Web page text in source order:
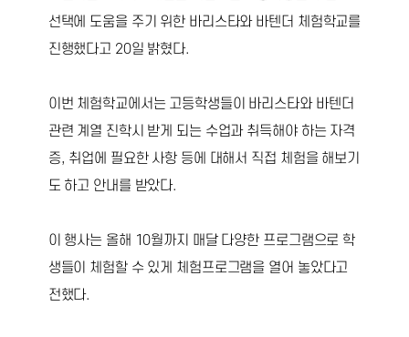
선택에 도움을 주기 위한 바리스타와 바텐더 체험학교를
진행했다고 20일 밝혔다.
이번 체험학교에서는 고등학생들이 바리스타와 바텐더
관련 계열 진학시 받게 되는 수업과 취득해야 하는 자격
증, 취업에 필요한 사항 등에 대해서 직접 체험을 해보기
도 하고 안내를 받았다.
이 행사는 올해 10월까지 매달 다양한 프로그램으로 학
생들이 체험할 수 있게 체험프로그램을 열어 놓았다고
전했다.